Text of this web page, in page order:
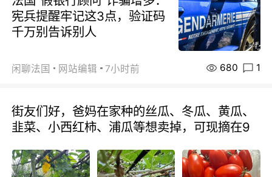
宪兵提醒牢记这3点，验证码
千万别告诉别人
闲聊法国 网站编辑 7小时前 680 1
街友们好，爸妈在家种的丝瓜、冬瓜、黄瓜、
韭菜、小西红柿、浦瓜等想卖掉，可现摘在9